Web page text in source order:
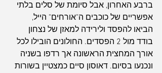
ברבע האחרון, אבל סיומת של סלים בלתי
אפשריים של כוכבים ה"אורחים" הייל,
הביאו להפסד ולירידה למאזן של נצחון
בודד מול 2 הפסדים. החולונים הובילו לכל
אורך המחצית הראשונה אך רדפו בשניה
ונכנעו בסיום. דאוסון סיים כמצטיין בשורות